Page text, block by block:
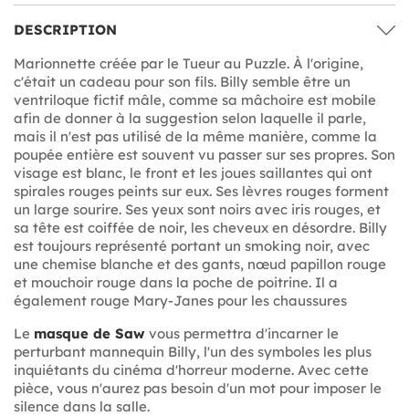
DESCRIPTION
Marionnette créée par le Tueur au Puzzle. À l'origine,
c'était un cadeau pour son fils. Billy semble être un
ventriloque fictif mâle, comme sa mâchoire est mobile
afin de donner à la suggestion selon laquelle il parle,
mais il n'est pas utilisé de la même manière, comme la
poupée entière est souvent vu passer sur ses propres. Son
visage est blanc, le front et les joues saillantes qui ont
spirales rouges peints sur eux. Ses lèvres rouges forment
un large sourire. Ses yeux sont noirs avec iris rouges, et
sa tête est coiffée de noir, les cheveux en désordre. Billy
est toujours représenté portant un smoking noir, avec
une chemise blanche et des gants, nœud papillon rouge
et mouchoir rouge dans la poche de poitrine. Il a
également rouge Mary-Janes pour les chaussures
Le masque de Saw vous permettra d'incarner le
perturbant mannequin Billy, l'un des symboles les plus
inquiétants du cinéma d'horreur moderne. Avec cette
pièce, vous n'aurez pas besoin d'un mot pour imposer le
silence dans la salle.